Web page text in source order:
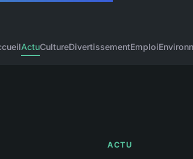
ActuCultureDivertissementEmploi
ACTU